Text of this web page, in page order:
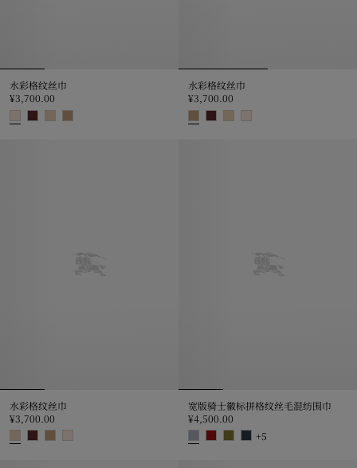
水彩格纹丝巾
¥3,700.00
水彩格纹丝巾
¥3,700.00
水彩格纹丝巾
¥3,700.00
宽版骑士徽标拼格纹丝毛混纺围巾
¥4,500.00
+5